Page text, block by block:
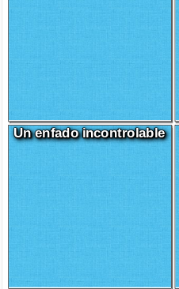
Un enfado incontrolable